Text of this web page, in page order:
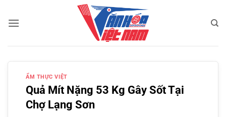
qua
dung
ẨM THỰC VIỆT
Quả Mít Nặng 53 Kg Gây Sốt Tại
Chợ Lạng Sơn